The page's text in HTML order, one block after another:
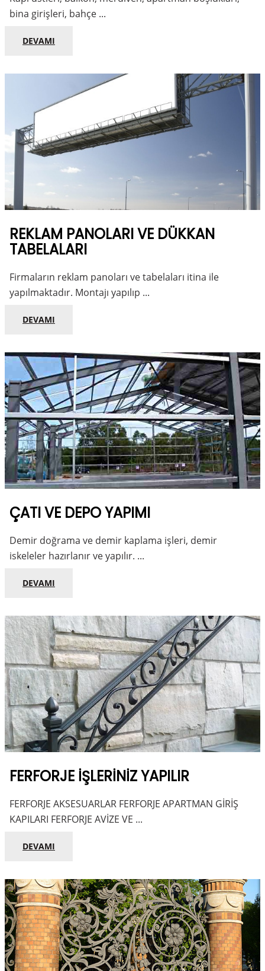
bina girişleri, bahçe ...
DEVAMI
REKLAM PANOLARI VE DÜKKAN
TABELALARI
Firmaların reklam panoları ve tabelaları itina ile
yapılmaktadır. Montajı yapılıp ...
DEVAMI
ÇATI VE DEPO YAPIMI
Demir doğrama ve demir kaplama işleri, demir
iskeleler hazırlanır ve yapılır. ...
DEVAMI
FERFORJE İŞLERINIZ YAPILIR
FERFORJE AKSESUARLAR FERFORJE APARTMAN GİRİŞ
KAPILARI FERFORJE AVİZE VE ...
DEVAMI